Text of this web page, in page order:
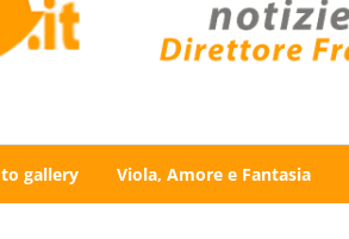
gallery Viola, Amore e Fantasia